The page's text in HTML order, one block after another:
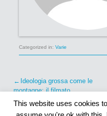
Categorized in: Varie
Post
Ideologia grossa come le
montagne: il filmato
This website uses cookies